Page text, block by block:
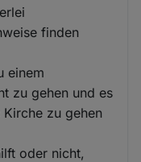
finden
einem
zu gehen und es
zu gehen
oder nicht,